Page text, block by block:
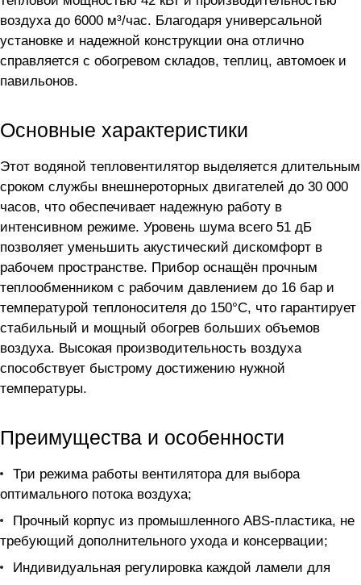
воздуха до 6000 м³/час. Благодаря универсальной
установке и надежной конструкции она отлично
справляется с обогревом складов, теплиц, автомоек и
павильонов.
Основные характеристики
Этот водяной тепловентилятор выделяется длительным
сроком службы внешнероторных двигателей до 30 000
часов, что обеспечивает надежную работу в
интенсивном режиме. Уровень шума всего 51 дБ
позволяет уменьшить акустический дискомфорт в
рабочем пространстве. Прибор оснащён прочным
теплообменником с рабочим давлением до 16 бар и
температурой теплоносителя до 150°С, что гарантирует
стабильный и мощный обогрев больших объемов
воздуха. Высокая производительность воздуха
способствует быстрому достижению нужной
температуры.
Преимущества и особенности
Три режима работы вентилятора для выбора
оптимального потока воздуха;
Прочный корпус из промышленного ABS-пластика, не
требующий дополнительного ухода и консервации;
Индивидуальная регулировка каждой ламели для